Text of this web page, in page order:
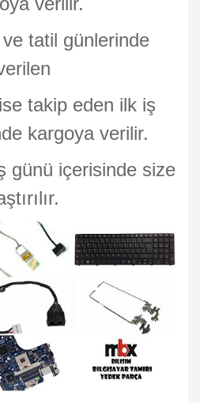
ve tatil günlerinde
takip eden ilk iş
kargoya verilir.
günü içerisinde size